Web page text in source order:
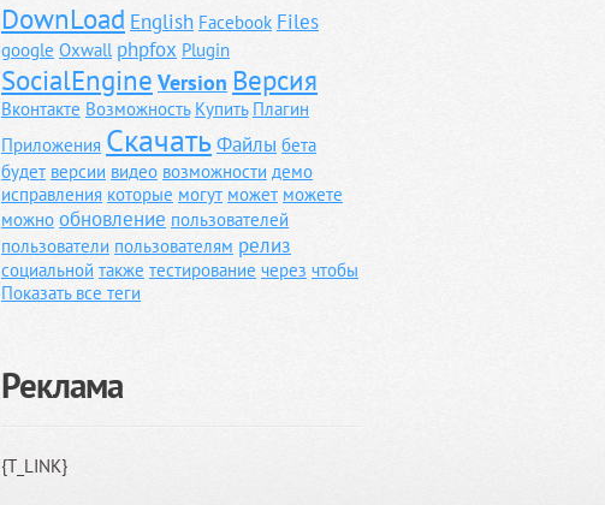
DownLoad English Facebook Files
google Oxwall phpfox Plugin
SocialEngine Version Версия
Вконтакте Возможность Купить Плагин
Приложения СкачатьФайлы бета
будет версии видео возможности демо
исправления которые могут может можете
можно обновление пользователей
пользователи пользователям релиз
социальной также тестирование через чтобы
Показать все теги
Реклама
{T_LINK}